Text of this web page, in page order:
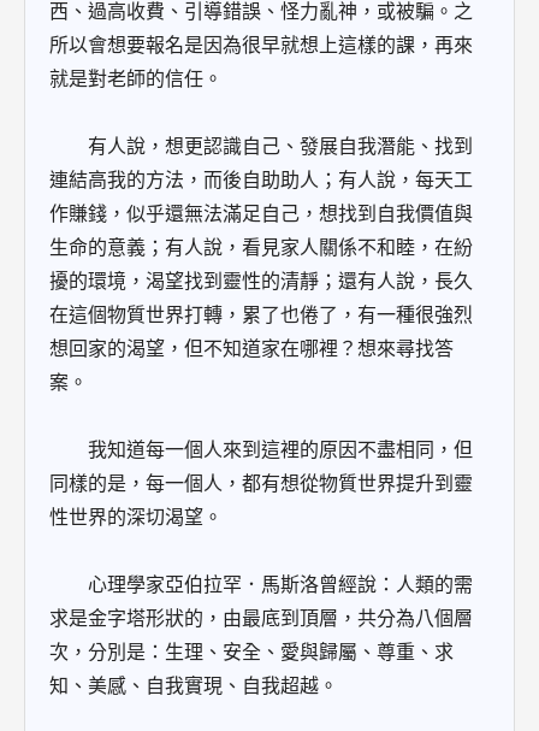
西、過高收費、引導錯誤、怪力亂神，或被騙。之
所以會想要報名是因為很早就想上這樣的課，再來
就是對老師的信任。
有人說，想更認識自己、發展自我潛能、找到
連結高我的方法，而後自助助人；有人說，每天工
作賺錢，似乎還無法滿足自己，想找到自我價值與
生命的意義；有人說，看見家人關係不和睦，在紛
擾的環境，渴望找到靈性的清靜；還有人說，長久
在這個物質世界打轉，累了也倦了，有一種很強烈
想回家的渴望，但不知道家在哪裡？想來尋找答
案。
我知道每一個人來到這裡的原因不盡相同，但
同樣的是，每一個人，都有想從物質世界提升到靈
性世界的深切渴望。
心理學家亞伯拉罕．馬斯洛曾經說：人類的需
求是金字塔形狀的，由最底到頂層，共分為八個層
次，分別是：生理、安全、愛與歸屬、尊重、求
知、美感、自我實現、自我超越。